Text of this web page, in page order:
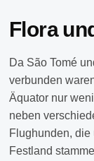
Flora
Da São Tomé
verbunden
Äquator nur
neben
Flughunden,
Festland